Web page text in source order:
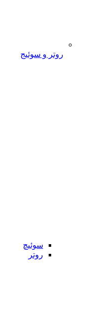
روتر و سوئیج
سوئیچ
روتر